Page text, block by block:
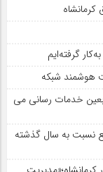
گرفته‌ایم
هوشمند شبکه
خدمات رسانی می
نسبت به سال گذشته